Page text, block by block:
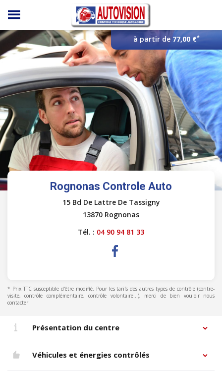
Panneau de gestion des cookies
à partir de77,00 €*
Rognonas Controle Auto
15 Bd De Lattre De Tassigny
13870 Rognonas
Tél. : 04 90 94 81 33
* Prix TTC susceptible d'être modifié. Pour les tarifs des autres types de contrôle (contre-
visite, contrôle complémentaire, contrôle volontaire...), merci de bien vouloir nous
contacter.
Présentation du centre
Véhicules et énergies contrôlés